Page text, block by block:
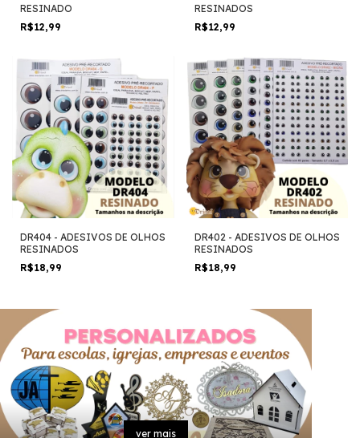
RESINADO
R$12,99
RESINADOS
R$12,99
DR404 - ADESIVOS DE OLHOS
RESINADOS
R$18,99
DR402 - ADESIVOS DE OLHOS
RESINADOS
R$18,99
ver mais